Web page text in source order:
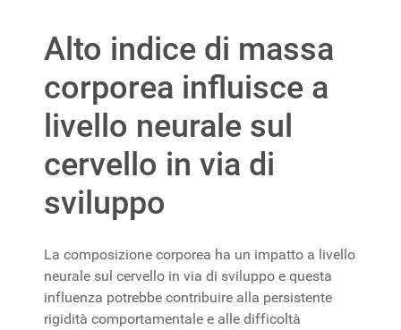
Alto indice di massa
corporea influisce a
livello neurale sul
cervello in via di
sviluppo
La composizione corporea ha un impatto a livello
neurale sul cervello in via di sviluppo e questa
influenza potrebbe contribuire alla persistente
rigidità comportamentale e alle difficoltà